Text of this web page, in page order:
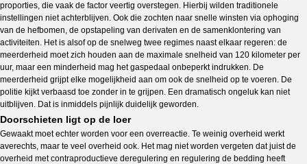
proporties, die vaak de factor veertig overstegen. Hierbij wilden traditionele
instellingen niet achterblijven. Ook die zochten naar snelle winsten via ophoging
van de hefbomen, de opstapeling van derivaten en de samenklontering van
activiteiten. Het is alsof op de snelweg twee regimes naast elkaar regeren: de
meerderheid moet zich houden aan de maximale snelheid van 120 kilometer per
uur, maar een minderheid mag het gaspedaal onbeperkt indrukken. De
meerderheid grijpt elke mogelijkheid aan om ook de snelheid op te voeren. De
politie kijkt verbaasd toe zonder in te grijpen. Een dramatisch ongeluk kan niet
uitblijven. Dat is inmiddels pijnlijk duidelijk geworden.
Doorschieten ligt op de loer
Gewaakt moet echter worden voor een overreactie. Te weinig overheid werkt
averechts, maar te veel overheid ook. Het mag niet worden vergeten dat juist de
overheid met contraproductieve deregulering en regulering de bedding heeft